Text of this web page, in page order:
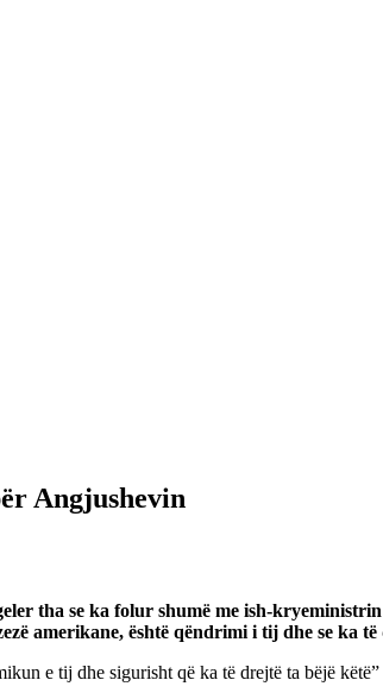
Angjushevin
tha se ka folur shumë me ish-
amerikane, është qëndrimi i tij dhe se ka
e tij dhe sigurisht që ka të drejtë ta bëjë